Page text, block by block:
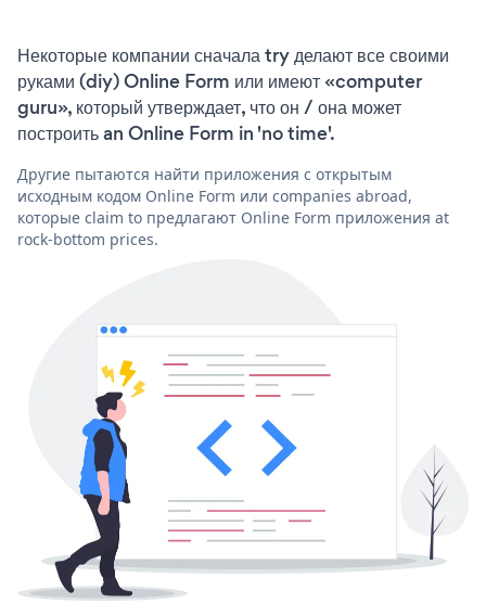
Некоторые компании сначала try делают все своими
руками (diy) Online Form или имеют «computer
guru», который утверждает, что он / она может
построить an Online Form in 'no time'.
Другие пытаются найти приложения с открытым
исходным кодом Online Form или companies abroad,
которые claim to предлагают Online Form приложения at
rock-bottom prices.